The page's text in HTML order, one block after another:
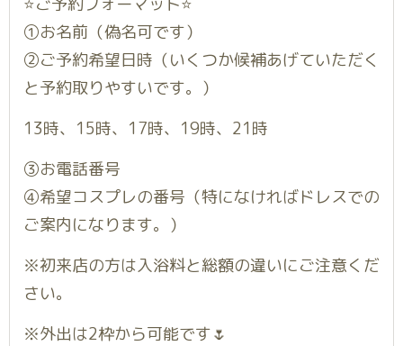
①お名前（偽名可です）
②ご予約希望日時（いくつか候補あげていただく
と予約取りやすいです。）
13時、15時、17時、19時、21時
③お電話番号
④希望コスプレの番号（特になければドレスでの
ご案内になります。）
※初来店の方は入浴料と総額の違いにご注意くだ
さい。
※外出は2枠から可能です🌷